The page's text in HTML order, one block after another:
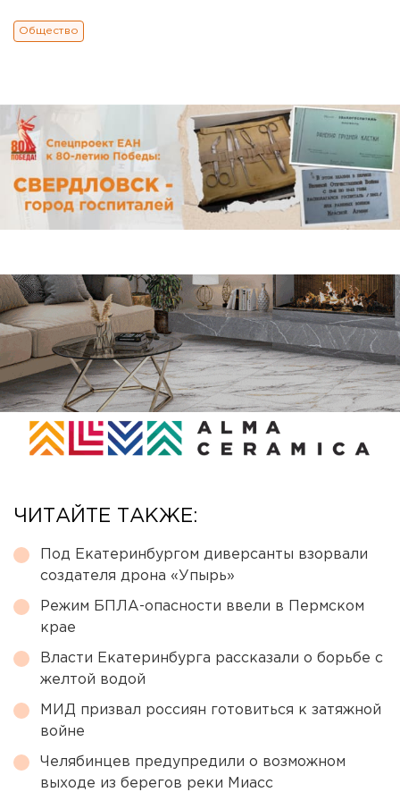
Общество
ЧИТАЙТЕ ТАКЖЕ:
Под Екатеринбургом диверсанты взорвали
создателя дрона «Упырь»
Режим БПЛА-опасности ввели в Пермском
крае
Власти Екатеринбурга рассказали о борьбе с
желтой водой
МИД призвал россиян готовиться к затяжной
войне
Челябинцев предупредили о возможном
выходе из берегов реки Миасс